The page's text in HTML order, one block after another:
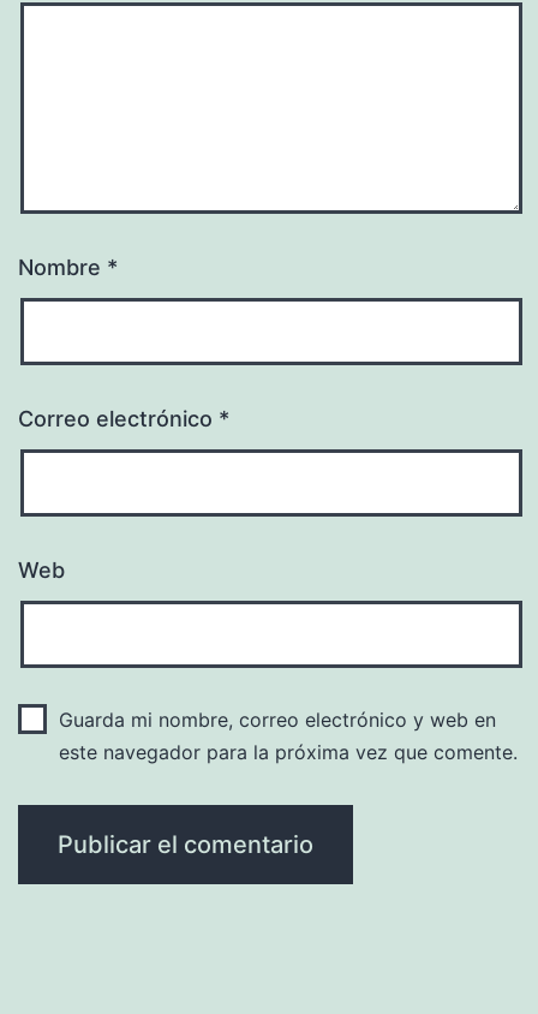
Nombre *
Correo electrónico *
Web
Guarda mi nombre, correo electrónico y web en
este navegador para la próxima vez que comente.